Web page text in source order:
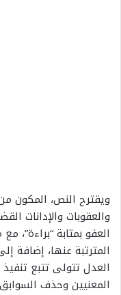
ويقترح النص، المكون
والعقوبات والإدانات
العفو بمثابة “براءة”،
المترتبة عنها، إضافة
العدل تتولى تتبع
المعنيين وحذف